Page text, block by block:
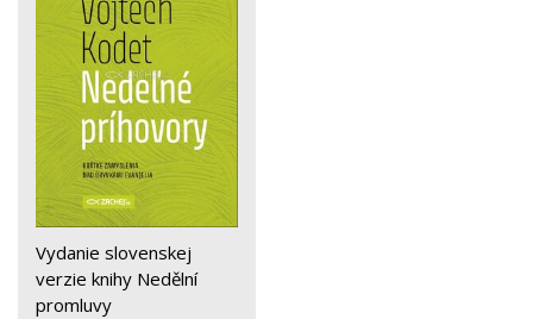
Vydanie slovenskej
verzie knihy Nedělní
promluvy